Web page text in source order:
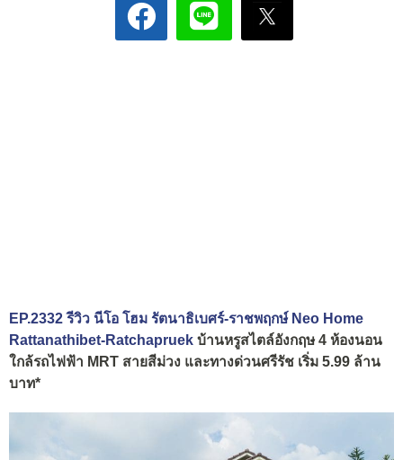
EP.2332 รีวิว นีโอ โฮม รัตนาธิเบศร์-ราชพฤกษ์ Neo Home
Rattanathibet-Ratchapruek บ้านหรูสไตล์อังกฤษ 4 ห้องนอน
ใกล้รถไฟฟ้า MRT สายสีม่วง และทางด่วนศรีรัช เริ่ม 5.99 ล้าน
บาท*